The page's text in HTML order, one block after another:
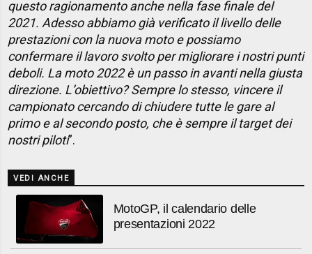
questo ragionamento anche nella fase finale del
2021. Adesso abbiamo già verificato il livello delle
prestazioni con la nuova moto e possiamo
confermare il lavoro svolto per migliorare i nostri punti
deboli. La moto 2022 è un passo in avanti nella giusta
direzione. L’obiettivo? Sempre lo stesso, vincere il
campionato cercando di chiudere tutte le gare al
primo e al secondo posto, che è sempre il target dei
nostri piloti”.
VEDI ANCHE
MotoGP, il calendario delle
presentazioni 2022